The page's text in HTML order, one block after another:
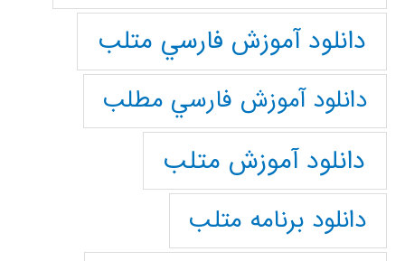
دانلود آموزش فارسي متلب
دانلود آموزش فارسي مطلب
دانلود آموزش متلب
دانلود برنامه متلب